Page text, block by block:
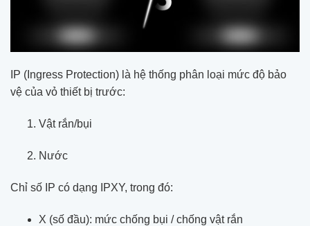
IP (Ingress Protection) là hệ thống phân loại mức độ bảo
vệ của vỏ thiết bị trước:
Vật rắn/bụi
Nước
Chỉ số IP có dạng IPXY, trong đó:
X (số đầu): mức chống bụi / chống vật rắn